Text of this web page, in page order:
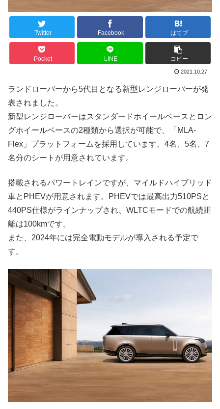
Twitter Facebook はてブ
Pocket LINE コピー
2021.10.27
ランドローバーから5代目となる新型レンジローバーが発
表されました。
新型レンジローバーはスタンダードホイールベースとロン
グホイールベースの2種類から選択が可能で、「MLA-
Flex」プラットフォームを採用しています。4名、5名、7
名分のシートが用意されています。
搭載されるパワートレインですが、マイルドハイブリッド
車とPHEVが用意されます。PHEVでは最高出力510PSと
440PS仕様がラインナップされ、WLTCモードでの航続距
離は100kmです。
また、2024年には完全電動モデルが導入される予定で
す。